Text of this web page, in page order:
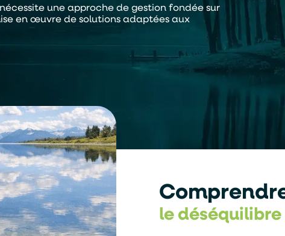
une approche de gestion fondée sur
en œuvre de solutions adaptées aux
le déséquilibre